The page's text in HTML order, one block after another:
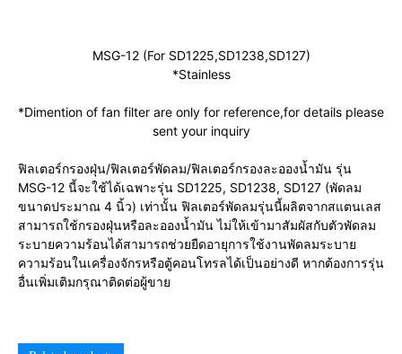
MSG-12 (For SD1225,SD1238,SD127)
*Stainless
*Dimention of fan filter are only for reference,for details please
sent your inquiry
ฟิลเตอร์กรองฝุ่น/ฟิลเตอร์พัดลม/ฟิลเตอร์กรองละอองน้ำมัน รุ่น
MSG-12 นี้จะใช้ได้เฉพาะรุ่น SD1225, SD1238, SD127 (พัดลม
ขนาดประมาณ 4 นิ้ว) เท่านั้น ฟิลเตอร์พัดลมรุ่นนี้ผลิตจากสแตนเลส
สามารถใช้กรองฝุ่นหรือละอองน้ำมัน ไม่ให้เข้ามาสัมผัสกับตัวพัดลม
ระบายความร้อนได้สามารถช่วยยืดอายุการใช้งานพัดลมระบาย
ความร้อนในเครื่องจักรหรือตู้คอนโทรลได้เป็นอย่างดี หากต้องการรุ่น
อื่นเพิ่มเติมกรุณาติดต่อผู้ขาย